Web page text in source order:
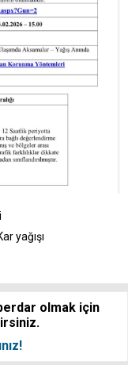
yağışı
olmak için